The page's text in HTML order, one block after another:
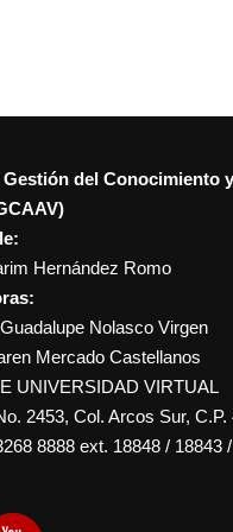
Gestión del Conocimiento
Hernández Romo
Nolasco Virgen
Mercado Castellanos
UNIVERSIDAD VIRTUAL
2453, Col. Arcos Sur, C.P.
Tel: +52 33 3268 8888‏ ext. 18848 /